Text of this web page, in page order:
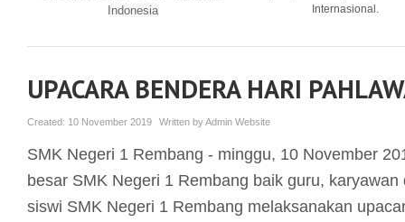
Indonesia
Internasional.
UPACARA BENDERA HARI
Created: 10 November 2019 Written byAdmin Website
SMK Negeri 1 Rembang - minggu, 10 November
besar SMK Negeri 1 Rembang baik guru,
siswi SMK Negeri 1 Rembang melaksanakan